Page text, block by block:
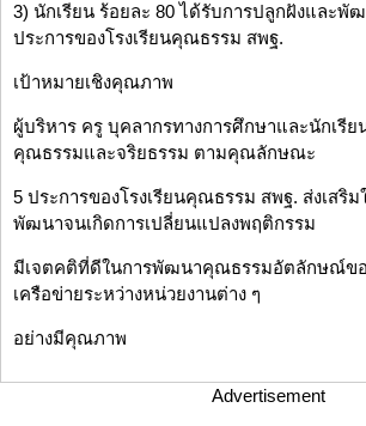
3) นักเรียน ร้อยละ 80 ได้รับการปลูกฝังและ
ประการของโรงเรียนคุณธรรม สพฐ.
เป้าหมายเชิงคุณภาพ
ผู้บริหาร ครู บุคลากรทางการศึกษาและนักเรี
คุณธรรมและจริยธรรม ตามคุณลักษณะ
5 ประการของโรงเรียนคุณธรรม สพฐ. ส่งเสริ
พัฒนาจนเกิดการเปลี่ยนแปลงพฤติกรรม
มีเจตคติที่ดีในการพัฒนาคุณธรรมอัตลักษณ์ขอ
เครือข่ายระหว่างหน่วยงานต่าง ๆ
อย่างมีคุณภาพ
Advertisement